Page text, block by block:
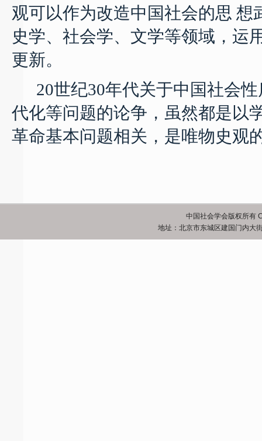
观可以作为改造中国社会的思 想
史学、社会学、文学等领域，运
更新。
20世纪30年代关于中国社会
代化等问题的论争，虽然都是以
革命基本问题相关，是唯物史观
中国社会学会版权所有
地址：北京市东城区建国门内